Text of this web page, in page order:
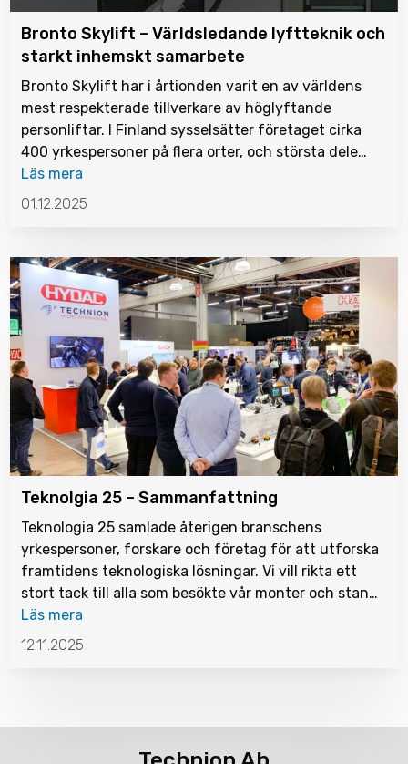
Bronto Skylift – Världsledande lyftteknik och
starkt inhemskt samarbete
Bronto Skylift har i årtionden varit en av världens
mest respekterade tillverkare av höglyftande
personliftar. I Finland sysselsätter företaget cirka
400 yrkespersoner på flera orter, och största dele…
Läs mera
01.12.2025
Teknolgia 25 – Sammanfattning
Teknologia 25 samlade återigen branschens
yrkespersoner, forskare och företag för att utforska
framtidens teknologiska lösningar. Vi vill rikta ett
stort tack till alla som besökte vår monter och stan…
Läs mera
12.11.2025